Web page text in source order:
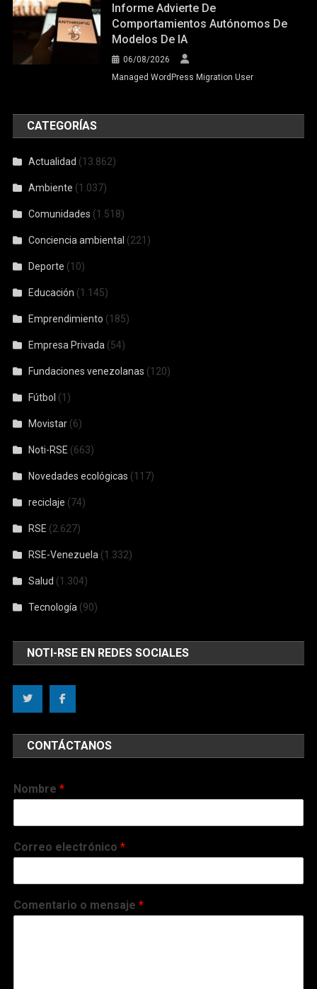
Informe Advierte De
Comportamientos Autónomos De
Modelos De IA
06/08/2026
Managed WordPress Migration User
CATEGORÍAS
Actualidad (13.862)
Ambiente (1.037)
Comunidades (1.518)
Conciencia ambiental (221)
Deporte (10)
Educación (1.145)
Emprendimiento (185)
Empresa Privada (54)
Fundaciones venezolanas (120)
Fútbol (1)
Movistar (6)
Noti-RSE (663)
Novedades ecológicas (117)
reciclaje (74)
RSE (2.627)
RSE-Venezuela (1.332)
Salud (1.304)
Tecnología (90)
NOTI-RSE EN REDES SOCIALES
CONTÁCTANOS
Nombre*
Correo electrónico*
Comentario o mensaje*